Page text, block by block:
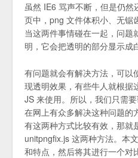
虽然 IE6 骂声不断，但是仍然
页中，png 文件体积小、无锯
当这两件事情碰在一起，问
明，它会把透明的部分显示成
有问题就会有解决方法，可以
现透明效果，有些牛人就根据
JS 来使用。所以，我们只需
在网上有众多解决这种问题的
有这两种方式比较有效，那就
unitpngfix.js 这两种方法。本
和特点，然后将其进行一个对